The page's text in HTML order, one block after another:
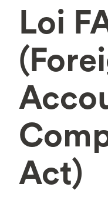
Loi
Act)